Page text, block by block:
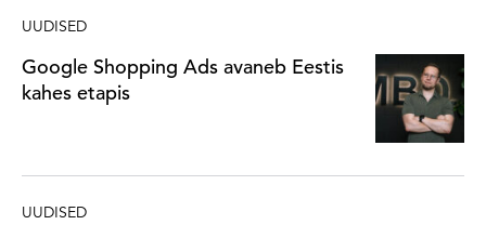
UUDISED
Google Shopping Ads avaneb Eestis
kahes etapis
UUDISED